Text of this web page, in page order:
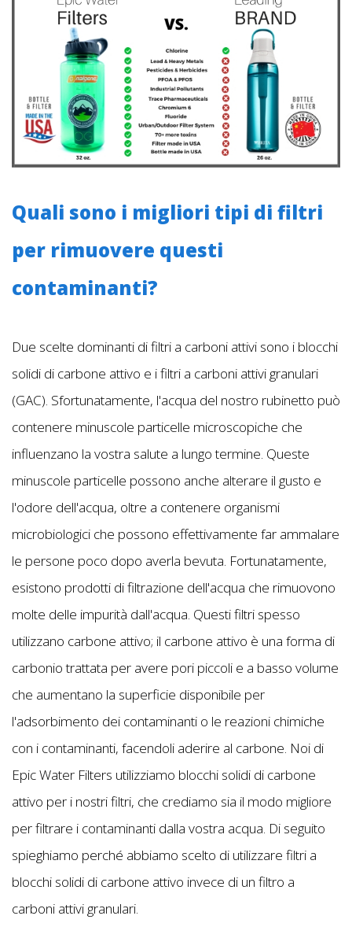
Quali sono i migliori tipi di filtri
per rimuovere questi
contaminanti?
Due scelte dominanti di filtri a carboni attivi sono i blocchi
solidi di carbone attivo e i filtri a carboni attivi granulari
(GAC). Sfortunatamente, l'acqua del nostro rubinetto può
contenere minuscole particelle microscopiche che
influenzano la vostra salute a lungo termine. Queste
minuscole particelle possono anche alterare il gusto e
l'odore dell'acqua, oltre a contenere organismi
microbiologici che possono effettivamente far ammalare
le persone poco dopo averla bevuta. Fortunatamente,
esistono prodotti di filtrazione dell'acqua che rimuovono
molte delle impurità dall'acqua. Questi filtri spesso
utilizzano carbone attivo; il carbone attivo è una forma di
carbonio trattata per avere pori piccoli e a basso volume
che aumentano la superficie disponibile per
l'adsorbimento dei contaminanti o le reazioni chimiche
con i contaminanti, facendoli aderire al carbone. Noi di
Epic Water Filters utilizziamo blocchi solidi di carbone
attivo per i nostri filtri, che crediamo sia il modo migliore
per filtrare i contaminanti dalla vostra acqua. Di seguito
spieghiamo perché abbiamo scelto di utilizzare filtri a
blocchi solidi di carbone attivo invece di un filtro a
carboni attivi granulari.